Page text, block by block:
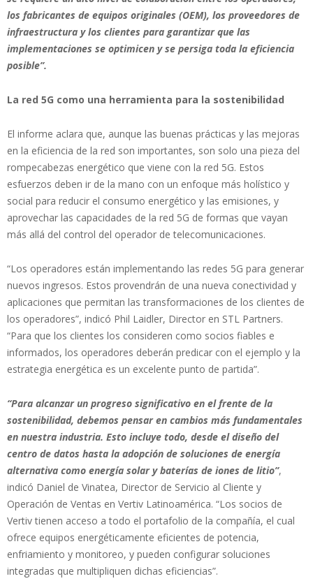
los fabricantes de equipos originales (OEM), los proveedores de
infraestructura y los clientes para garantizar que las
implementaciones se optimicen y se persiga toda la eficiencia
posible”.
La red 5G como una herramienta para la sostenibilidad
El informe aclara que, aunque las buenas prácticas y las mejoras
en la eficiencia de la red son importantes, son solo una pieza del
rompecabezas energético que viene con la red 5G. Estos
esfuerzos deben ir de la mano con un enfoque más holístico y
social para reducir el consumo energético y las emisiones, y
aprovechar las capacidades de la red 5G de formas que vayan
más allá del control del operador de telecomunicaciones.
“Los operadores están implementando las redes 5G para generar
nuevos ingresos. Estos provendrán de una nueva conectividad y
aplicaciones que permitan las transformaciones de los clientes de
los operadores”, indicó Phil Laidler, Director en STL Partners.
“Para que los clientes los consideren como socios fiables e
informados, los operadores deberán predicar con el ejemplo y la
estrategia energética es un excelente punto de partida”.
“Para alcanzar un progreso significativo en el frente de la
sostenibilidad, debemos pensar en cambios más fundamentales
en nuestra industria. Esto incluye todo, desde el diseño del
centro de datos hasta la adopción de soluciones de energía
alternativa como energía solar y baterías de iones de litio”,
indicó Daniel de Vinatea, Director de Servicio al Cliente y
Operación de Ventas en Vertiv Latinoamérica. “Los socios de
Vertiv tienen acceso a todo el portafolio de la compañía, el cual
ofrece equipos energéticamente eficientes de potencia,
enfriamiento y monitoreo, y pueden configurar soluciones
integradas que multipliquen dichas eficiencias”.